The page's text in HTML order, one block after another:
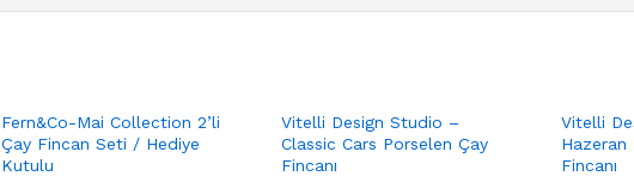
Fern&Co-Mai Collection 2’li
Çay Fincan Seti / Hediye
Kutulu
Vitelli Design Studio –
Classic Cars Porselen Çay
Fincanı
Vitelli
Hazeran
Fincanı